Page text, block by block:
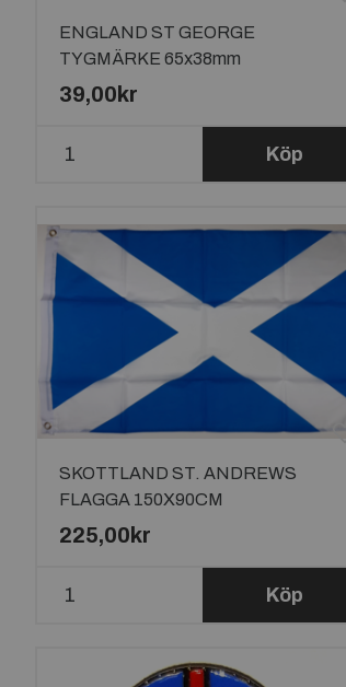
ENGLAND ST GEORGE
TYGMÄRKE 65x38mm
39,00kr
Köp
SKOTTLAND ST. ANDREWS
FLAGGA 150X90CM
225,00kr
Köp